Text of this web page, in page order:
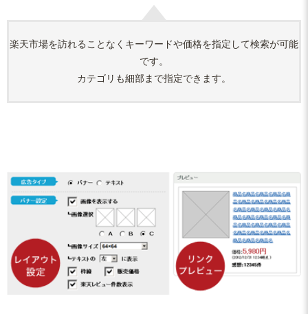
楽天市場を訪れることなくキーワードや価格を指定して検索が可能
です。
カテゴリも細部まで指定できます。